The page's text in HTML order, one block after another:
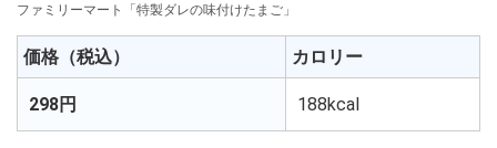
ファミリーマート「特製ダレの味付けたまご」
価格（税込） カロリー
298円 188kcal